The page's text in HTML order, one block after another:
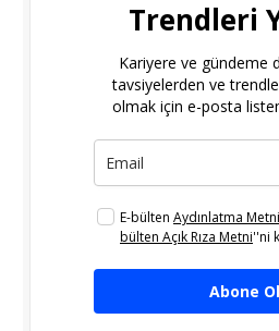
Trendleri
Kariyere ve gündeme
tavsiyelerden ve
olmak için e-posta
E-bülten Aydınlatma Metni
bülten Açık Rıza Metni''ni
Abone Ol